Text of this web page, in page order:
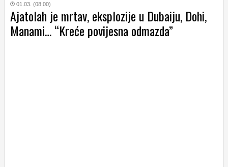
01.03. (08:00)
Ajatolah je mrtav, eksplozije u Dubaiju, Dohi,
Manami… “Kreće povijesna odmazda”